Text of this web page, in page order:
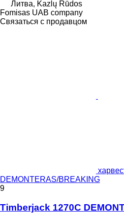
Литва, Kazlų Rūdos
Fomisas UAB company
Связаться с продавцом
DEMONTERAS/BREAKING
9
Timberjack 1270C